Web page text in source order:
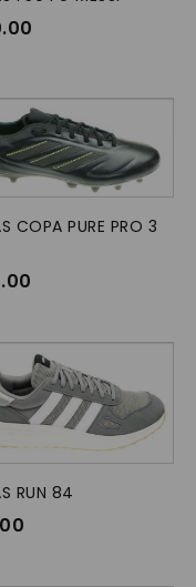
SELECTEREN
COPA PURE PRO 3
SELECTEREN
RUN 84